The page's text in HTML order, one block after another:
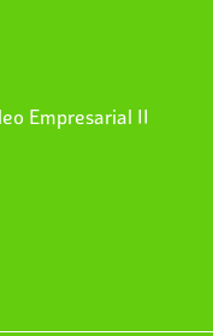
Empresarial II